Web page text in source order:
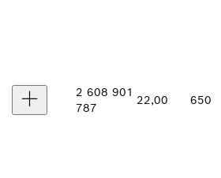
2 608 901
787
22,00 650